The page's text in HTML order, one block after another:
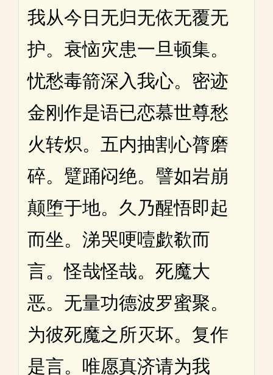
我从今日无归无依无覆无
护。衰恼灾患一旦顿集。
忧愁毒箭深入我心。密迹
金刚作是语已恋慕世尊愁
火转炽。五内抽割心膂磨
碎。躄踊闷绝。譬如岩崩
颠堕于地。久乃醒悟即起
而坐。涕哭哽噎歔欷而
言。怪哉怪哉。死魔大
恶。无量功德波罗蜜聚。
为彼死魔之所灭坏。复作
是言。唯愿真济请为我